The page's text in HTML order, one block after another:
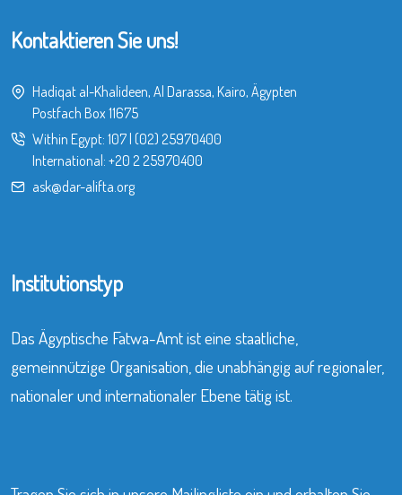
Kontaktieren Sie uns!
Hadiqat al-Khalideen, Al Darassa, Kairo, Ägypten
Postfach Box 11675
Within Egypt: 107| (02) 25970400
International: +20 2 25970400
ask@dar-alifta.org
Institutionstyp
Das Ägyptische Fatwa-Amt ist eine staatliche,
gemeinnützige Organisation, die unabhängig auf regionaler,
nationaler und internationaler Ebene tätig ist.